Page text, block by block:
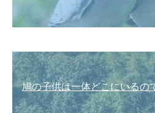
鳩の子供は一体どこにいるの